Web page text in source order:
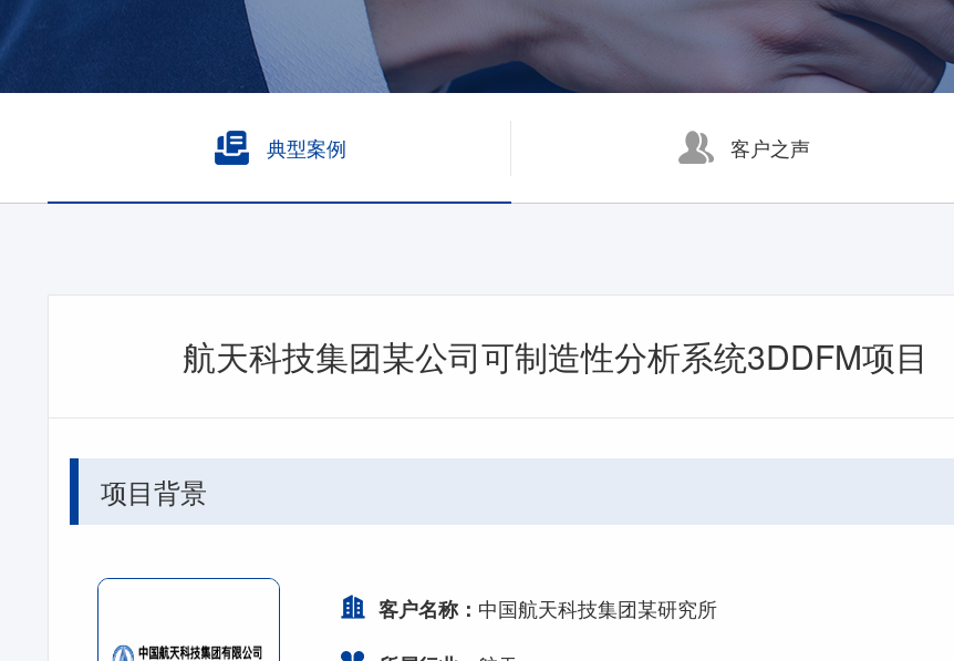
面向中小型企业的结构化工艺管理系统 eCOL MPM
所见即所得的结构化工艺协同平台 KMCAPP CLOUD
数字化制造
典型案例 客户之声
航天科技集团某公司可制造性分析系统3DDFM项目
项目背景
客户名称： 中国航天科技集团某研究所